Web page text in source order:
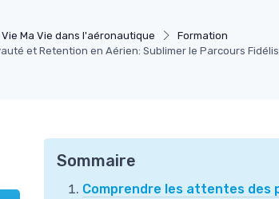
Vie Ma Vie dans l'aéronautique
Formation
et Retention en Aérien: Sublimer le Parcours
Sommaire
Comprendre les attentes des